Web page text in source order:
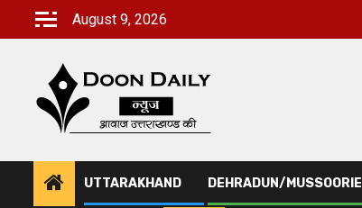
August 9, 2026
UTTARAKHAND DEHRADUN/MUSSOORIE